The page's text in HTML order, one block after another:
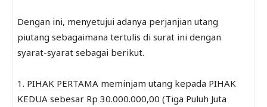
Dengan ini, menyetujui adanya perjanjian utang
piutang sebagaimana tertulis di surat ini dengan
syarat-syarat sebagai berikut.
1. PIHAK PERTAMA meminjam utang kepada PIHAK
KEDUA sebesar Rp 30.000.000,00 (Tiga Puluh Juta